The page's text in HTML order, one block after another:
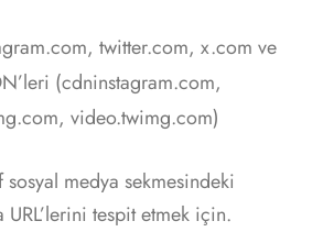
twitter.com, x.com ve
(cdninstagram.com,
video.twimg.com)
sosyal medya sekmesindeki
tespit etmek için.